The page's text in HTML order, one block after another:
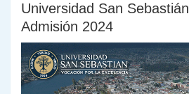
Universidad San Sebastián
Admisión 2024